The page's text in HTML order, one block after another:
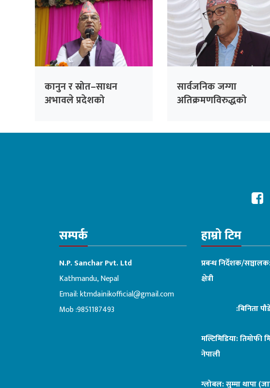
कानुन र स्रोत–साधन
अभावले प्रदेशको
सार्वजनिक जग्गा
अतिक्रमणविरुद्धको
सम्पर्क
N.P. Sanchar Pvt. Ltd
Kathmandu, Nepal
Email:ktmdainikofficial@gmail.com
Mob :9851187493
हाम्रो टिम
प्रबन्ध निर्देशक/
क्षेत्री
:बिनिता
मल्टिमिडिया: तिमोफी
नेपाली
ग्लोबल: सुम्मा थापा